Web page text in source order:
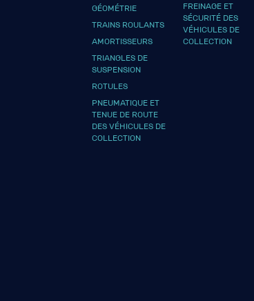
GÉOMÉTRIE
TRAINS ROULANTS
AMORTISSEURS
TRIANGLES DE
SUSPENSION
ROTULES
PNEUMATIQUE ET
TENUE DE ROUTE
DES VÉHICULES DE
COLLECTION
FREINAGE ET
SÉCURITÉ DES
VÉHICULES DE
COLLECTION